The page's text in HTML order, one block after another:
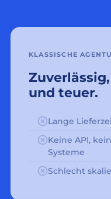
KLASSISCHE
und teuer.
Lange
Keine API,
Systeme
Schlecht